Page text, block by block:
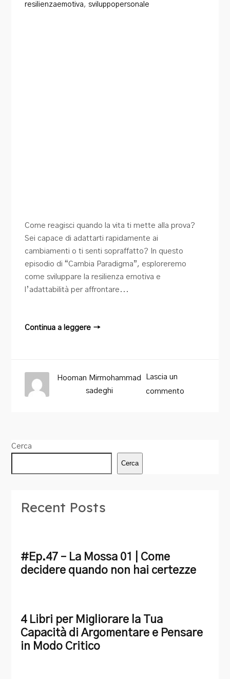
resilienzaemotiva,sviluppopersonale
Come reagisci quando la vita ti mette alla prova?
Sei capace di adattarti rapidamente ai
cambiamenti o ti senti sopraffatto? In questo
episodio di “Cambia Paradigma”, esploreremo
come sviluppare la resilienza emotiva e
l’adattabilità per affrontare...
Continua a leggere →
Lascia un
commento
Hooman Mirmohammad
sadeghi
Cerca
Cerca
Recent Posts
#Ep.47 – La Mossa 01 | Come
decidere quando non hai certezze
4 Libri per Migliorare la Tua
Capacità di Argomentare e Pensare
in Modo Critico